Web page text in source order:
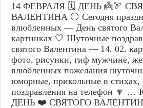
14 ФЕВРАЛЯ 🗓️ ДЕНЬ 👼🏹
ВАЛЕНТИНА ⚪ Сегодня
влюбленных — День святого
картинках 🤍 Шуточные
святого Валентина — 14. 02.
фото, рисунки, гиф мужчине,
влюбленных пожелания
юморные, прикольные в стихах,
поздравления на телефон 🔽
ДЕНЬ ❤️ СВЯТОГО